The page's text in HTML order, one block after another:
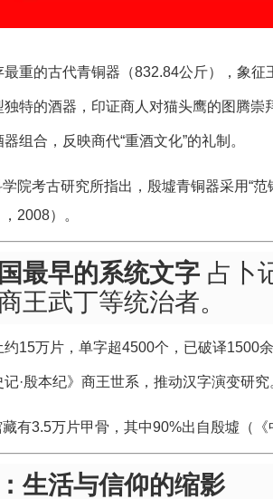
最重的古代青铜器（832.84公斤），象征
独特的酒器，印证商人对猫头鹰的图腾崇
器组合，反映商代“重酒文化”的礼制。
院考古研究所指出，殷墟青铜器采用“
2008）。
最早的系统文字 占卜
王武丁等统治者。
约15万片，单字超4500个，已破译1500余
记·殷本纪》商王世系，推动汉字演变研究
有3.5万片甲骨，其中90%出自殷墟（《
生活与信仰的缩影